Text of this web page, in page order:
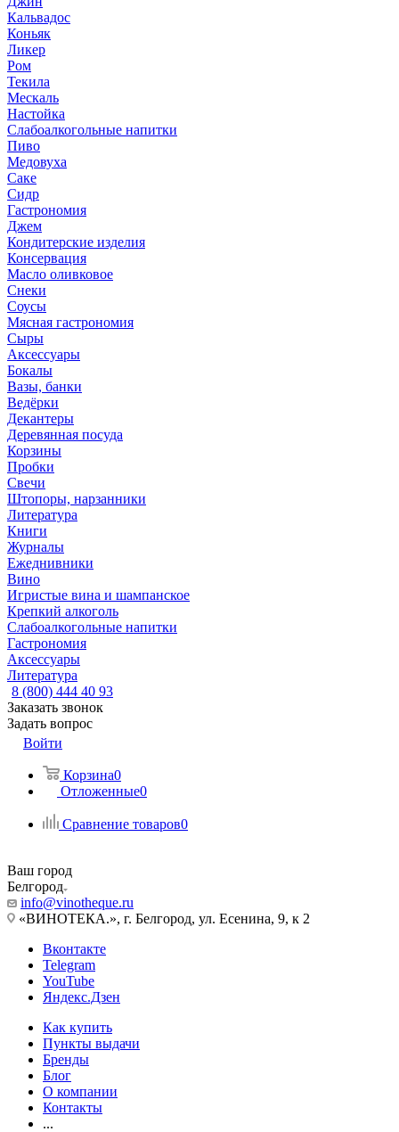
Кальвадос
Коньяк
Ликер
Ром
Текила
Мескаль
Настойка
Слабоалкогольные напитки
Пиво
Медовуха
Саке
Сидр
Гастрономия
Джем
Кондитерские изделия
Консервация
Масло оливковое
Снеки
Соусы
Мясная гастрономия
Сыры
Аксессуары
Бокалы
Вазы, банки
Ведёрки
Декантеры
Деревянная посуда
Корзины
Пробки
Свечи
Штопоры, нарзанники
Литература
Книги
Журналы
Ежеднивники
Вино
Игристые вина и шампанское
Крепкий алкоголь
Слабоалкогольные напитки
Гастрономия
Аксессуары
Литература
8 (800) 444 40 93
Заказать звонок
Задать вопрос
Войти
Корзина0
Отложенные0
Сравнение товаров0
Ваш город
Белгород
info@vinotheque.ru
«ВИНОТЕКА.», г. Белгород, ул. Есенина, 9, к 2
Вконтакте
Telegram
YouTube
Яндекс.Дзен
Как купить
Пункты выдачи
Бренды
Блог
О компании
Контакты
...